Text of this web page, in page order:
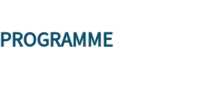
PROGRAMME